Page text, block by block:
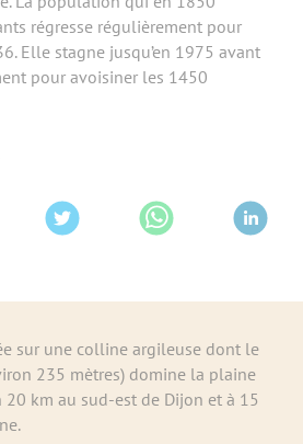
régresse régulièrement pour
Elle stagne jusqu’en 1975 avant
pour avoisiner les 1450
sur une colline argileuse dont le
235 mètres) domine la plaine
km au sud-est de Dijon et à 15